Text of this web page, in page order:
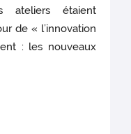
ateliers étaient
de « l’innovation
: les nouveaux